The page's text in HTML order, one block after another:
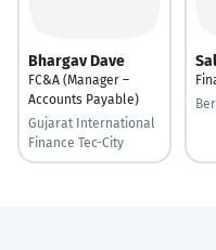
Bhargav Dave
FC&A (Manager –
Accounts Payable)
Gujarat International
Finance Tec-City